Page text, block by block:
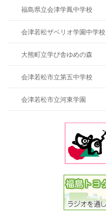
福島県立会津学鳳中学校
会津若松ザベリオ学園中学校
大熊町立学び舎ゆめの森
会津若松市立第五中学校
会津若松市立河東学園